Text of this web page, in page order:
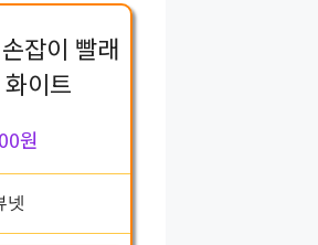
잡이 빨래
이트
원